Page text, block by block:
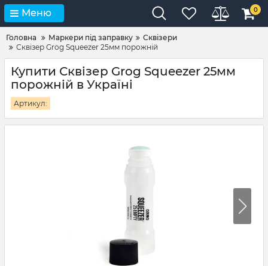
Меню 0
Головна Маркери під заправку
Сквізери
Сквізер Grog Squeezer 25мм порожній
Купити Сквізер Grog Squeezer 25мм
порожній в Україні
Артикул: